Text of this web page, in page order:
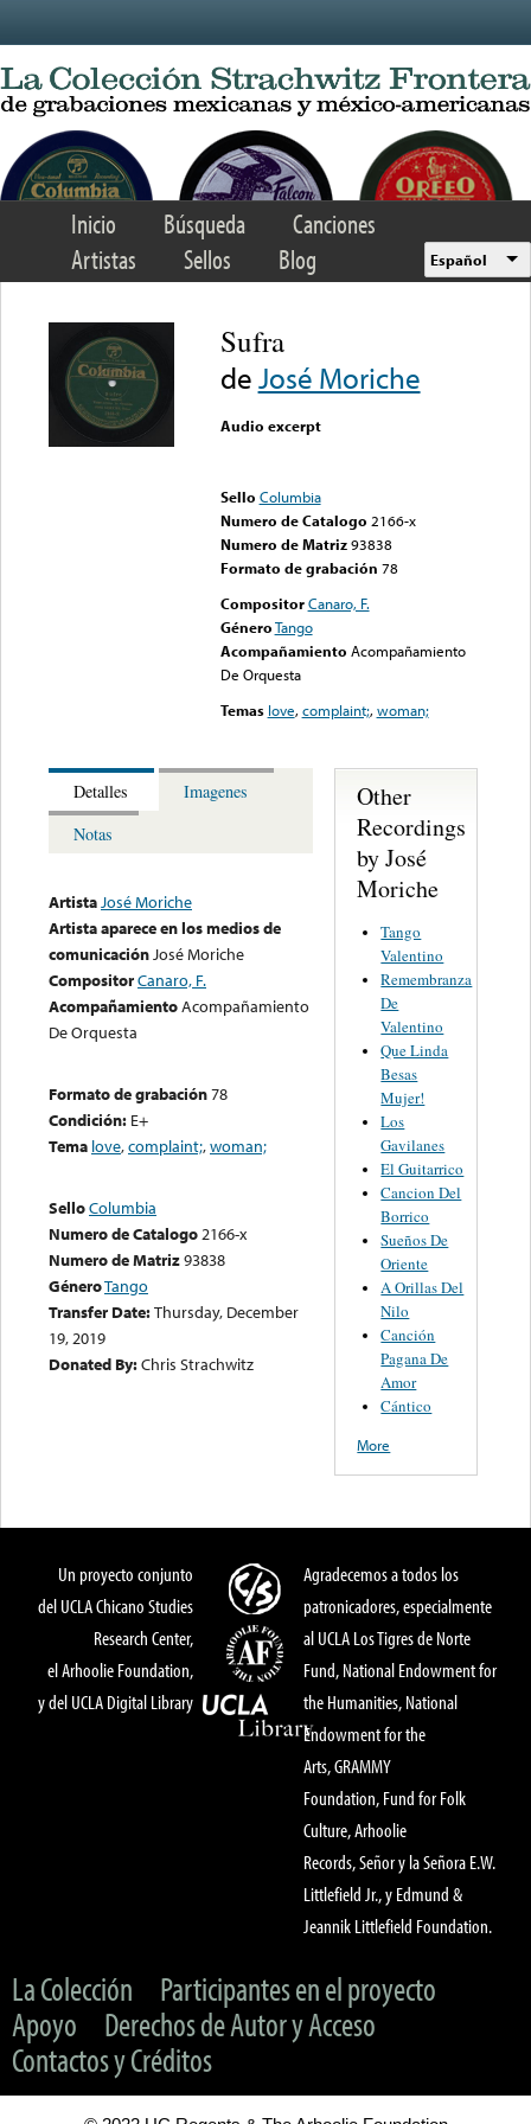
Inicio Búsqueda
Canciones
Artistas
Sellos Blog Español
Sufra
deJosé Moriche
Audio excerpt
Sello Columbia
Numero de Catalogo 2166-x
Numero de Matriz 93838
Formato de grabación 78
Compositor Canaro, F.
GéneroTango
Acompañamiento Acompañamiento
De Orquesta
Temas love,complaint;,woman;
Detalles
Imagenes
Notas
ArtistaJosé Moriche
Artista aparece en los medios de
comunicaciónJosé Moriche
CompositorCanaro, F.
AcompañamientoAcompañamiento
De Orquesta
Formato de grabación78
Condición: E+
Tema love,complaint;,woman;
SelloColumbia
Numero de Catalogo2166-x
Numero de Matriz93838
GéneroTango
Transfer Date:Thursday, December
19, 2019
Donated By:Chris Strachwitz
Other
Recordings
by José
Moriche
Tango
Valentino
Remembranza
De
Valentino
Que Linda
Besas
Mujer!
Los
Gavilanes
El Guitarrico
Cancion Del
Borrico
Sueños De
Oriente
A Orillas Del
Nilo
Canción
Pagana De
Amor
Cántico
More
Un proyecto conjunto
del UCLA Chicano Studies
Research Center,
el Arhoolie Foundation,
y del UCLA Digital Library
Agradecemos a todos los
patronicadores, especialmente
al UCLA Los Tigres de Norte
Fund, National Endowment for
the Humanities, National
Endowment for the
Arts, GRAMMY
Foundation, Fund for Folk
Culture, Arhoolie
Records, Señor y la Señora E.W.
Littlefield Jr., y Edmund &
Jeannik Littlefield Foundation.
La Colección
Participantes en el proyecto
Apoyo
Derechos de Autor y Acceso
Contactos y Créditos